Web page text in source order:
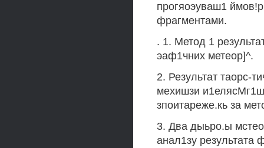
прогяоэуваш1
фрагментами.
. 1. Метод 1
эаф1чних метеор]^.
2. Результат таорс-
мехишзи
зпоитареже.кь за
3. Два дыьро.ы
анал1зу